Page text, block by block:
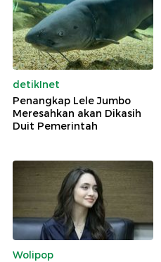
detikInet
Penangkap Lele Jumbo
Meresahkan akan Dikasih
Duit Pemerintah
Wolipop